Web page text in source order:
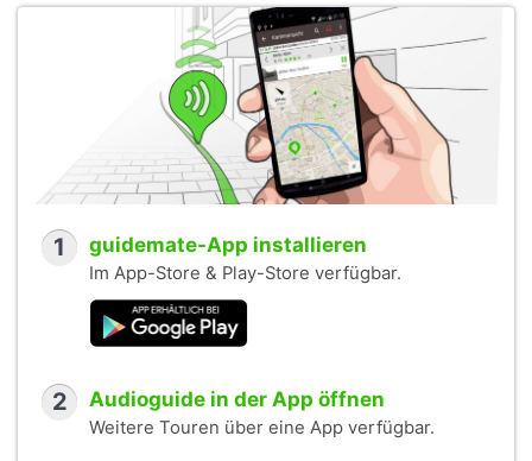
1 guidemate-App installieren
Im App-Store & Play-Store verfügbar.
2 Audioguide in der App öffnen
Weitere Touren über eine App verfügbar.